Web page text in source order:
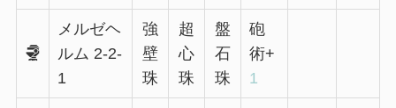
メルゼヘ
ルム 2-2-
1
強
壁
珠
超
心
珠
盤
石
珠
砲
術+
1